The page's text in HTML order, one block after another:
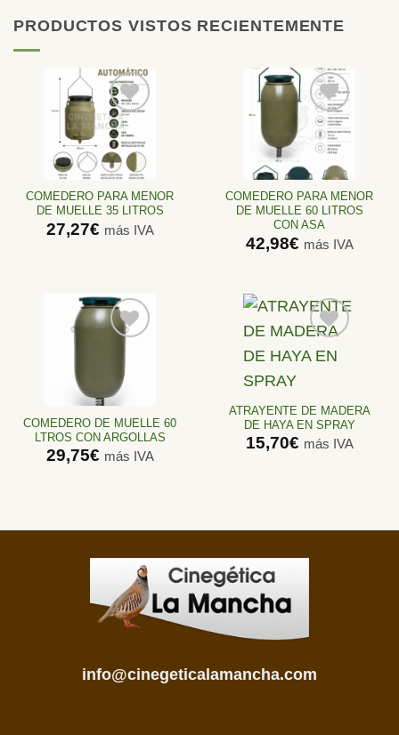
PRODUCTOS VISTOS RECIENTEMENTE
Añadir
a la
lista de
COMEDERO PARA MENOR
DE MUELLE 35 LITROS
27,27€ más IVA
Añadir
a la
lista de
COMEDERO PARA MENOR
DE MUELLE 60 LITROS
CON ASA
42,98€ más IVA
a la
lista de
COMEDERO DE MUELLE 60
LTROS CON ARGOLLAS
29,75€ más IVA
Añadir
deseos
ATRAYENTE DE MADERA
DE HAYA EN SPRAY
15,70€ más IVA
info@cinegeticalamancha.com